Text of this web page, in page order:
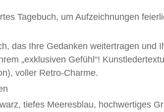
Tagebuch, um Aufzeichnungen
das Ihre Gedanken weitertragen und
„exklusiven Gefühl“!
voller Retro-Charme.
tiefes Meeresblau, hochwertiges